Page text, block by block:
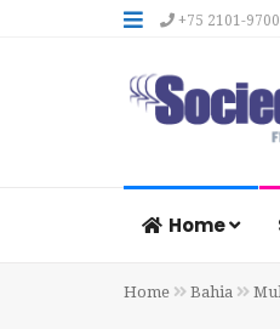
+75 2101-
Home
Home Bahia